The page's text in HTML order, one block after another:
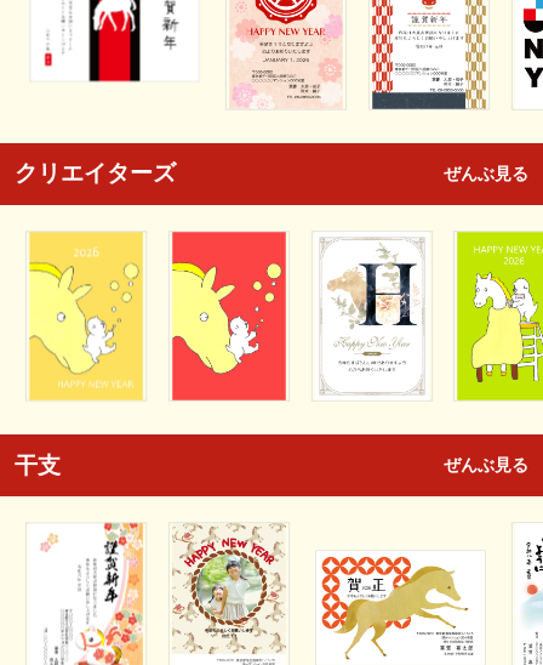
クリエイターズ ぜんぶ見る
干支 ぜんぶ見る